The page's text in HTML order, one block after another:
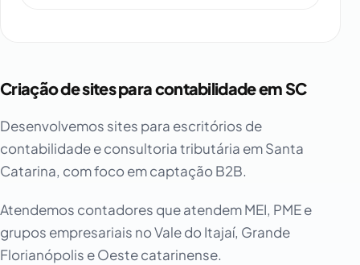
Criação de sites para contabilidade em SC
Desenvolvemos sites para escritórios de
contabilidade e consultoria tributária em Santa
Catarina, com foco em captação B2B.
Atendemos contadores que atendem MEI, PME e
grupos empresariais no Vale do Itajaí, Grande
Florianópolis e Oeste catarinense.